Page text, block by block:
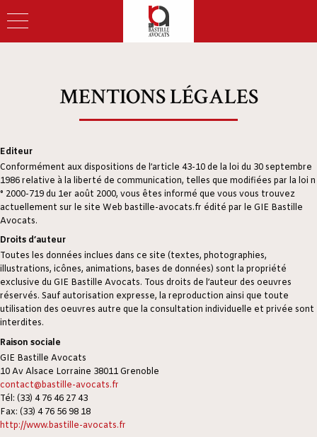
MENTIONS LÉGALES
Editeur
Conformément aux dispositions de l’article 43-10 de la loi du 30 septembre
1986 relative à la liberté de communication, telles que modifiées par la loi n
° 2000-719 du 1er août 2000, vous êtes informé que vous vous trouvez
actuellement sur le site Web bastille-avocats.fr édité par le GIE Bastille
Avocats.
Droits d’auteur
Toutes les données inclues dans ce site (textes, photographies,
illustrations, icônes, animations, bases de données) sont la propriété
exclusive du GIE Bastille Avocats. Tous droits de l’auteur des oeuvres
réservés. Sauf autorisation expresse, la reproduction ainsi que toute
utilisation des oeuvres autre que la consultation individuelle et privée sont
interdites.
Raison sociale
GIE Bastille Avocats
10 Av Alsace Lorraine 38011 Grenoble
contact@bastille-avocats.fr
Tél: (33) 4 76 46 27 43
Fax: (33) 4 76 56 98 18
http://www.bastille-avocats.fr